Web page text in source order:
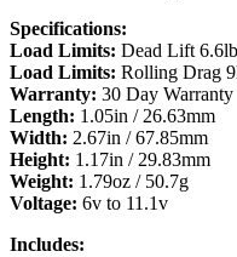
Specifications:
Load Limits: Dead Lift
Load Limits: Rolling Drag
Warranty: 30 Day Warranty
Length: 1.05in / 26.63mm
Width: 2.67in / 67.85mm
Height: 1.17in / 29.83mm
Weight: 1.79oz / 50.7g
Voltage: 6v to 11.1v
Includes: